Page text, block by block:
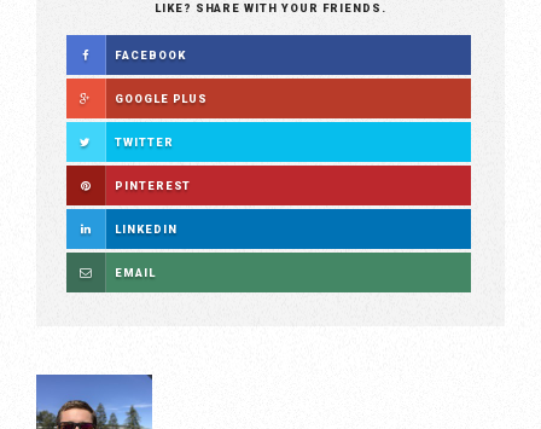
LIKE? SHARE WITH YOUR FRIENDS.
FACEBOOK
GOOGLE PLUS
TWITTER
PINTEREST
LINKEDIN
EMAIL